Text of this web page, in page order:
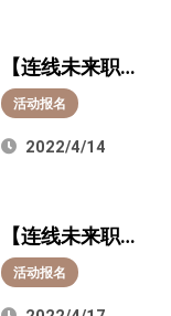
感受金融赋能
产业的魅力与
潜力！
【连线未来职
场 企业直播系
列活动】4月15
明，点亮你的
事业人生！
活动报名
2022/4/14
【连线未来职
场 企业直播系
列活动】4月19
活动报名